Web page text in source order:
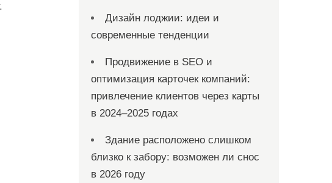
Дизайн лоджии: идеи и
современные тенденции
Продвижение в SEO и
оптимизация карточек компаний:
привлечение клиентов через карты
в 2024–2025 годах
Здание расположено слишком
близко к забору: возможен ли снос
в 2026 году